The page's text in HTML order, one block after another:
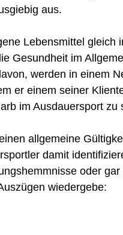
aus.
Lebensmittel gleich
Gesundheit im
werden in einem
er einem seiner
im Ausdauersport zu
allgemeine
damit
oder
wiedergebe: